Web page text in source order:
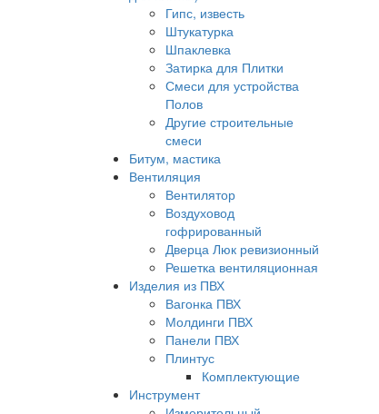
Гипс, известь
Штукатурка
Шпаклевка
Затирка для Плитки
Смеси для устройства
Полов
Другие строительные
смеси
Битум, мастика
Вентиляция
Вентилятор
Воздуховод
гофрированный
Дверца Люк ревизионный
Решетка вентиляционная
Изделия из ПВХ
Вагонка ПВХ
Молдинги ПВХ
Панели ПВХ
Плинтус
Комплектующие
Инструмент